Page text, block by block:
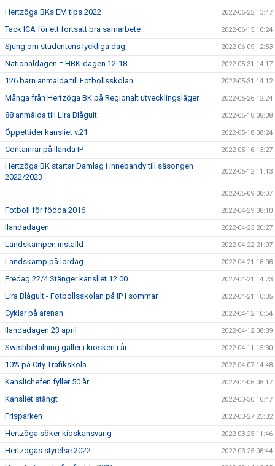
Hertzöga BKs EM tips 2022 2022-06-22 13:47
Tack ICA för ett fortsatt bra samarbete 2022-06-15 10:24
Sjung om studentens lyckliga dag 2022-06-09 12:53
Nationaldagen = HBK-dagen 12-18 2022-05-31 14:17
126 barn anmälda till Fotbollsskolan 2022-05-31 14:12
Många från Hertzöga BK på Regionalt utvecklingsläger 2022-05-26 12:24
88 anmälda till Lira Blågult 2022-05-18 08:38
Öppettider kansliet v.21 2022-05-18 08:24
Containrar på Ilanda IP 2022-05-16 13:27
Hertzöga BK startar Damlag i innebandy till säsongen
2022/2023
2022-05-12 11:13
2022-05-09 08:07
Fotboll för födda 2016 2022-04-29 08:10
Ilandadagen 2022-04-23 20:27
Landskampen inställd 2022-04-22 21:07
Landskamp på lördag 2022-04-21 18:08
Fredag 22/4 Stänger kansliet 12.00 2022-04-21 14:23
Lira Blågult - Fotbollsskolan på IP i sommar 2022-04-21 10:35
Cyklar på arenan 2022-04-12 10:54
Ilandadagen 23 april 2022-04-12 08:39
Swishbetalning gäller i kiosken i år 2022-04-11 15:30
10% på City Trafikskola 2022-04-07 14:48
Kanslichefen fyller 50 år 2022-04-06 08:17
Kansliet stängt 2022-03-30 10:47
Frisparken 2022-03-27 23:32
Hertzöga söker kioskansvarig 2022-03-25 11:46
Hertzögas styrelse 2022 2022-03-25 08:44